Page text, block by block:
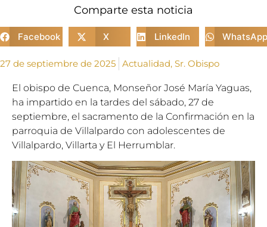
Comparte esta noticia
Facebook X LinkedIn WhatsApp
27 de septiembre de 2025 Actualidad, Sr. Obispo
El obispo de Cuenca, Monseñor José María Yaguas,
ha impartido en la tardes del sábado, 27 de
septiembre, el sacramento de la Confirmación en la
parroquia de Villalpardo con adolescentes de
Villalpardo, Villarta y El Herrumblar.